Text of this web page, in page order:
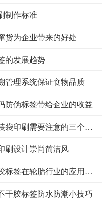
制作标准
货为企业带来的好处
的发展趋势
管理系统保证食物品质
防伪标签带给企业的收益
宜昌纸袋包装定做-食品包装袋印刷需要注意的三个细节
刷设计崇尚简洁风
十堰不干胶商标制作-不干胶标签在轮胎行业的应用及其发展
干胶标签防水防潮小技巧